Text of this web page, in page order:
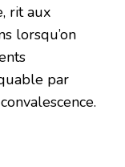
rit aux
lorsqu’on
par